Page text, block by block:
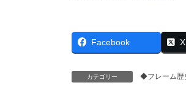
Facebook X
カテゴリー ◆フレーム歴